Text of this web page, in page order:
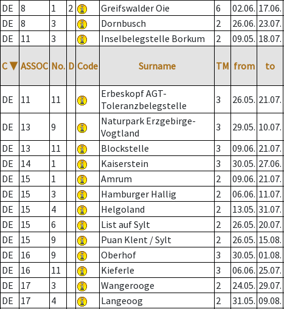
DE
8 1 2 Greifswalder Oie 6 02.06. 17.06.
DE
8 3 Dornbusch 2 26.06. 23.07.
DE
11 3 Inselbelegstelle Borkum 2 09.05. 18.07.
C ▼ ASSOC No. D Code Surname TM from to
DE 11 11
Erbeskopf AGT-
Toleranzbelegstelle
3 26.05. 21.07.
DE 13 9
Naturpark Erzgebirge-
Vogtland
3 29.05. 10.07.
DE
13 11 Blockstelle 3 09.06. 21.07.
DE
14 1 Kaiserstein 3 30.05. 27.06.
DE
15 1 Amrum 2 09.06. 21.07.
DE
15 3 Hamburger Hallig 2 06.06. 11.07.
DE
15 4 Helgoland 2 13.05. 31.07.
DE
15 6 List auf Sylt 2 26.05. 20.07.
DE
15 9 Puan Klent / Sylt 2 26.05. 15.08.
DE
16 9 Oberhof 3 30.05. 01.08.
DE
16 11 Kieferle 3 06.06. 25.07.
DE
17 3 Wangerooge 2 24.05. 29.07.
DE
17 4 Langeoog 2 31.05. 09.08.